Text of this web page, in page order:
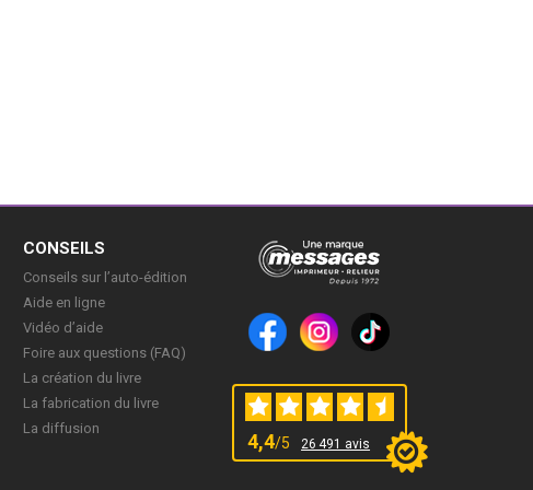
CONSEILS
Conseils sur l’auto-édition
Aide en ligne
Vidéo d’aide
Foire aux questions (FAQ)
La création du livre
La fabrication du livre
La diffusion
4,4/5 26 491 avis